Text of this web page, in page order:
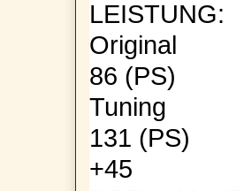
LEISTUNG:
Original
86 (PS)
Tuning
131 (PS)
+45